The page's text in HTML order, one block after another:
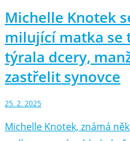
Michelle Knotek
milující matka se
týrala dcery,
zastřelit synovce
25. 2. 2025
Michelle Knotek, známá